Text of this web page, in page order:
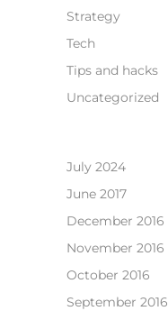
Strategy
Tech
Tips and hacks
Uncategorized
July 2024
June 2017
December 2016
November 2016
October 2016
September 2016